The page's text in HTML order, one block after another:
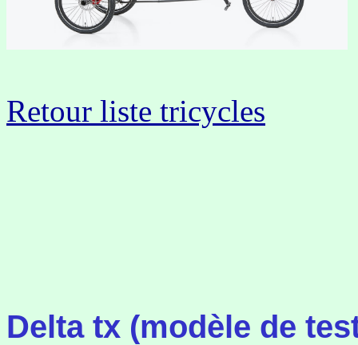
Retour liste tricycles
Delta tx (modèle de